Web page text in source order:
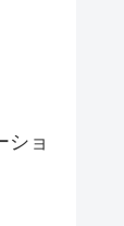
ショ